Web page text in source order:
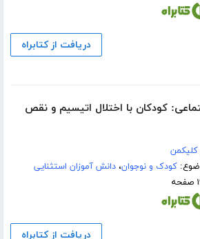
دریافت از کتابراه
کودکان با اختلال اتیسیم و نقص
کلیکمن
کودک و نوجوان،دانش آموزان استثنایی
دریافت از کتابراه